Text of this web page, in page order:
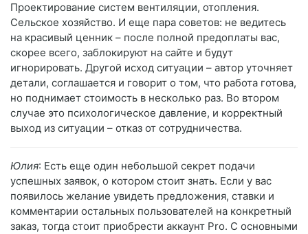
Проектирование систем вентиляции, отопления.
Сельское хозяйство. И еще пара советов: не ведитесь
на красивый ценник – после полной предоплаты вас,
скорее всего, заблокируют на сайте и будут
игнорировать. Другой исход ситуации – автор уточняет
детали, соглашается и говорит о том, что работа готова,
но поднимает стоимость в несколько раз. Во втором
случае это психологическое давление, и корректный
выход из ситуации – отказ от сотрудничества.
Юлия: Есть еще один небольшой секрет подачи
успешных заявок, о котором стоит знать. Если у вас
появилось желание увидеть предложения, ставки и
комментарии остальных пользователей на конкретный
заказ, тогда стоит приобрести аккаунт Pro. С основными